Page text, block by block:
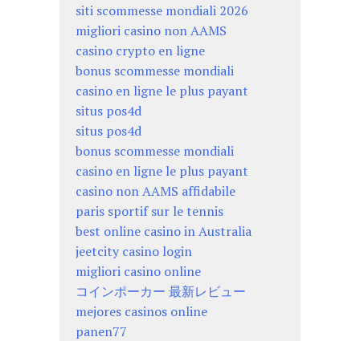
siti scommesse mondiali 2026
migliori casino non AAMS
casino crypto en ligne
bonus scommesse mondiali
casino en ligne le plus payant
situs pos4d
situs pos4d
bonus scommesse mondiali
casino en ligne le plus payant
casino non AAMS affidabile
paris sportif sur le tennis
best online casino in Australia
jeetcity casino login
migliori casino online
コインポーカー 最新レビュー
mejores casinos online
panen77